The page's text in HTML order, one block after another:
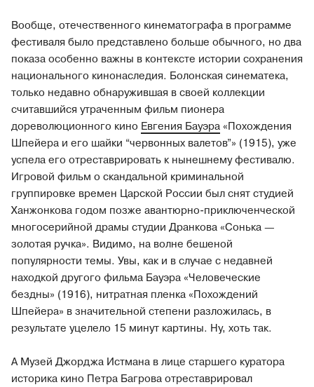
Вообще, отечественного кинематографа в программе
фестиваля было представлено больше обычного, но два
показа особенно важны в контексте истории сохранения
национального кинонаследия. Болонская синематека,
только недавно обнаружившая в своей коллекции
считавшийся утраченным фильм пионера
дореволюционного кино Евгения Бауэра «Похождения
Шпейера и его шайки “червонных валетов”» (1915), уже
успела его отреставрировать к нынешнему фестивалю.
Игровой фильм о скандальной криминальной
группировке времен Царской России был снят студией
Ханжонкова годом позже авантюрно-приключенческой
многосерийной драмы студии Дранкова «Сонька —
золотая ручка». Видимо, на волне бешеной
популярности темы. Увы, как и в случае с недавней
находкой другого фильма Бауэра «Человеческие
бездны» (1916), нитратная пленка «Похождений
Шпейера» в значительной степени разложилась, в
результате уцелело 15 минут картины. Ну, хоть так.
А Музей Джорджа Истмана в лице старшего куратора
историка кино Петра Багрова отреставрировал